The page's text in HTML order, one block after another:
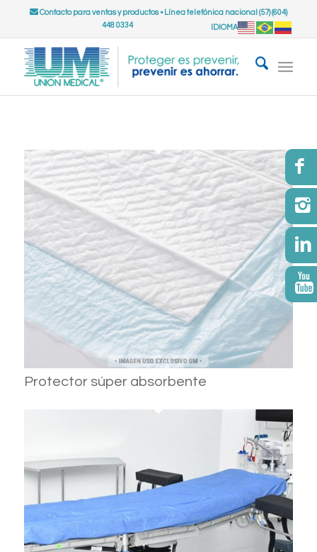
Contacto para ventas y productos• Línea telefónica nacional (57) (604)
448 0334
IDIOMA
Protector súper absorbente